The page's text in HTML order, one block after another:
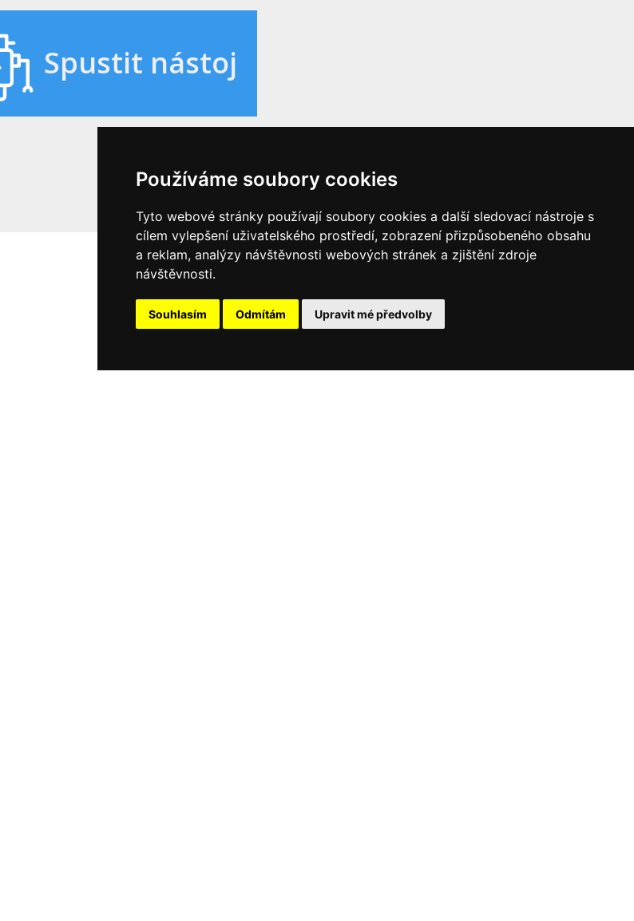
Používáme soubory cookies
Tyto webové stránky používají soubory cookies a další sledovací nástroje s
cílem vylepšení uživatelského prostředí, zobrazení přizpůsobeného obsahu
a reklam, analýzy návštěvnosti webových stránek a zjištění zdroje
návštěvnosti.
Souhlasím Odmítám Upravit mé předvolby
Spustit nástoj